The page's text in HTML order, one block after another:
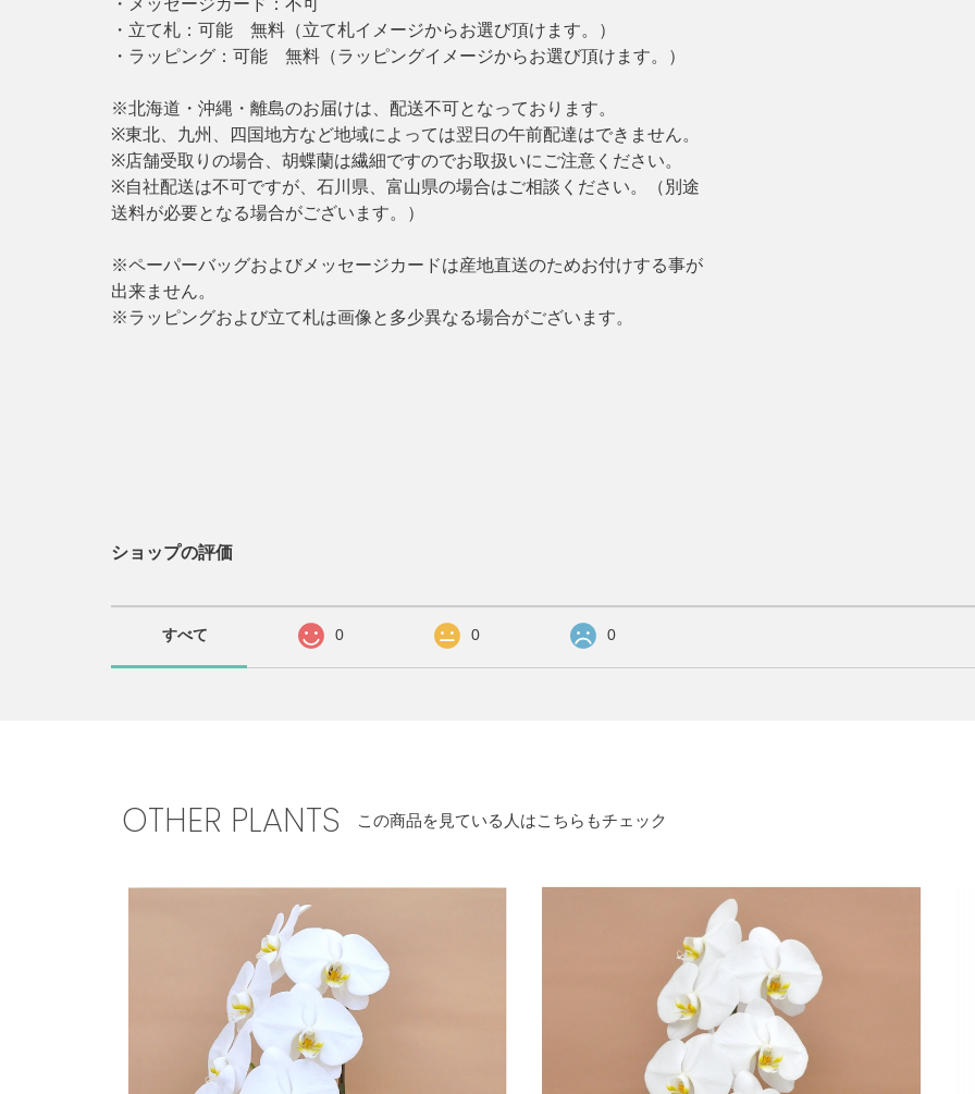
・立て札：可能 無料（立て札イメージからお選び頂けます。）
・ラッピング：可能 無料（ラッピングイメージからお選び頂けます。）
※北海道・沖縄・離島のお届けは、配送不可となっております。
※東北、九州、四国地方など地域によっては翌日の午前配達はできません。
※店舗受取りの場合、胡蝶蘭は繊細ですのでお取扱いにご注意ください。
※自社配送は不可ですが、石川県、富山県の場合はご相談ください。（別途
送料が必要となる場合がございます。）
※ペーパーバッグおよびメッセージカードは産地直送のためお付けする事が
出来ません。
※ラッピングおよび立て札は画像と多少異なる場合がございます。
ショップの評価
すべて 0 0 0
OTHER PLANTS この商品を見ている人はこちらもチェック